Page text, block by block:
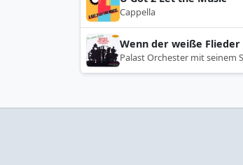
Cappella
Wenn der weiße
Palast Orchester mit seinem